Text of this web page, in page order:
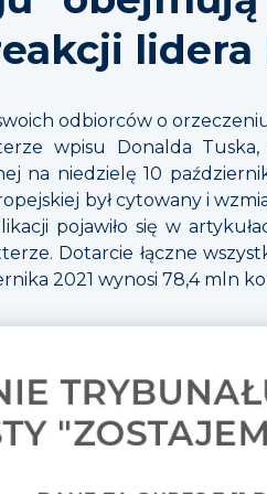
lidera
odbiorców o
wpisu Donalda
na niedzielę 10
był cytowany i
pojawiło się w
Dotarcie łączne
2021 wynosi 78,4 mln